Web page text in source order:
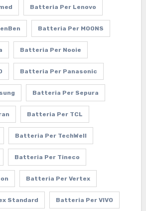
Batteria Per Lenovo
Batteria Per MOONS
Batteria Per Nooie
Batteria Per Panasonic
Batteria Per Sepura
Batteria Per TCL
Batteria Per TechWell
Batteria Per Tineco
Batteria Per Vertex
Standard Batteria Per VIVO